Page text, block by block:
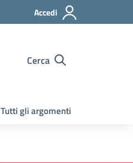
Accedi
Cerca
Tutti gli argomenti